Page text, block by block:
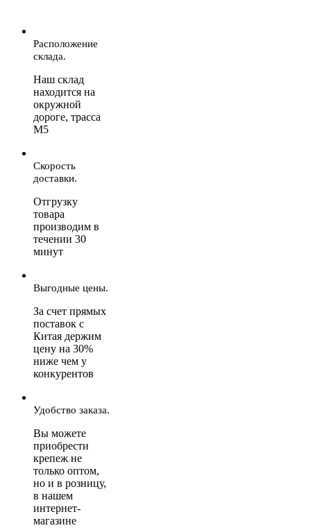
Расположение
склада.
Наш склад
находится на
окружной
дороге, трасса
М5
Скорость
доставки.
Отгрузку
товара
производим в
течении 30
минут
Выгодные цены.
За счет прямых
поставок с
Китая держим
цену на 30%
ниже чем у
конкурентов
Удобство заказа.
Вы можете
приобрести
крепеж не
только оптом,
но и в розницу,
в нашем
интернет-
магазине